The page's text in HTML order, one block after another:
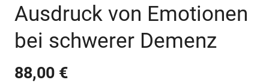
Ausdruck von Emotionen
bei schwerer Demenz
88,00 €